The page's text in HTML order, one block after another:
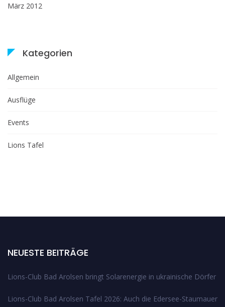
März 2012
Kategorien
Allgemein
Ausflüge
Events
Lions Tafel
NEUESTE BEITRÄGE
Lions-Club Bad Arolsen bringt Solarenergie in ukrainische Dörfer
Lions-Club Bad Arolsen Tafel 2026: Auch die Edersee-Staumauer